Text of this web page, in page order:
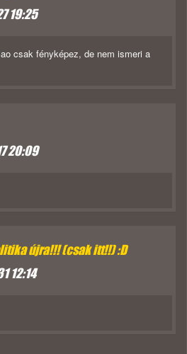
19:25
csak fényképez, de nem ismeri a
20:09
újra!!! (csak itt!!) :D
12:14